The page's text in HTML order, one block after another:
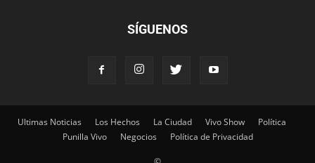
SÍGUENOS
Ultimas Noticias Los Hechos La Ciudad Vivo Show
Política
Punilla Vivo
Negocios Política de Privacidad